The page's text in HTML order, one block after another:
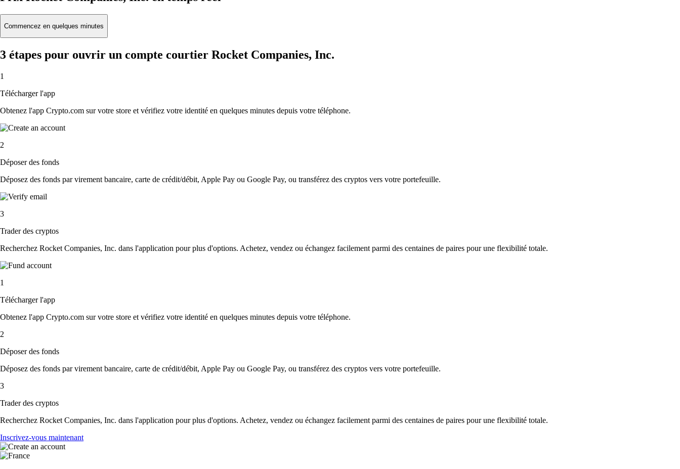
Commencez en quelques minutes
3 étapes pour ouvrir un compte courtier Rocket Companies, Inc.
1
Télécharger l'app
Obtenez l'app Crypto.com sur votre store et vérifiez votre identité en quelques minutes depuis votre téléphone.
2
Déposer des fonds
Déposez des fonds par virement bancaire, carte de crédit/débit, Apple Pay ou Google Pay, ou transférez des cryptos vers votre portefeuille.
3
Trader des cryptos
Recherchez Rocket Companies, Inc. dans l'application pour plus d'options. Achetez, vendez ou échangez facilement parmi des centaines de paires pour une flexibilité totale.
1
Télécharger l'app
Obtenez l'app Crypto.com sur votre store et vérifiez votre identité en quelques minutes depuis votre téléphone.
2
Déposer des fonds
Déposez des fonds par virement bancaire, carte de crédit/débit, Apple Pay ou Google Pay, ou transférez des cryptos vers votre portefeuille.
3
Trader des cryptos
Recherchez Rocket Companies, Inc. dans l'application pour plus d'options. Achetez, vendez ou échangez facilement parmi des centaines de paires pour une flexibilité totale.
Inscrivez-vous maintenant